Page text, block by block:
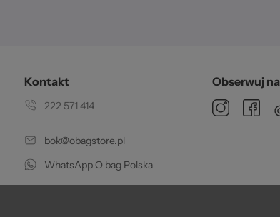
Kontakt
222 571 414
bok@obagstore.pl
WhatsApp O bag Polska
Obserwuj